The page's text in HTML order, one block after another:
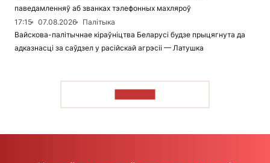
паведамленняў аб званках тэлефонных махляроў
17:15
07.08.2026
Палітыка
Вайскова-палітычнае кіраўніцтва Беларусі будзе прыцягнута да
адказнасці за саўдзел у расійскай агрэсіі — Латушка